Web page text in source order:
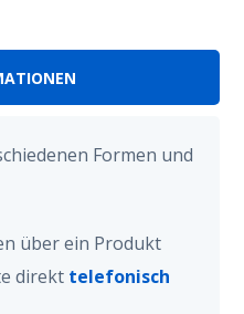
Formen und
über ein Produkt
direkt telefonisch